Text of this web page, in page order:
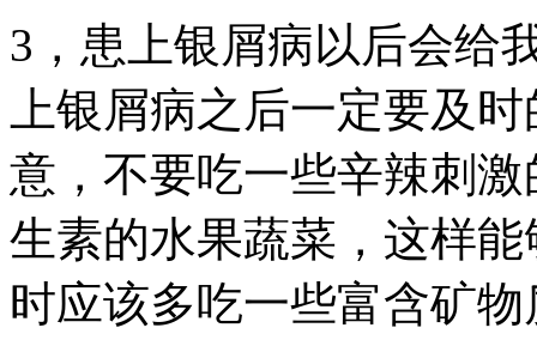
3，患上银屑病以后会给
上银屑病之后一定要及
意，不要吃一些辛辣刺
生素的水果蔬菜，这样
时应该多吃一些富含矿